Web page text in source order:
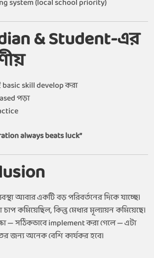
& Student-এর
skill develop করা
পড়া
always beats luck”
আবার একটি বড় পরিবর্তনের দিকে যাচ্ছে।
কমিয়েছিল, কিন্তু মেধার মূল্যায়ন কমিয়েছে।
— সঠিকভাবে implement করা গেলে — এটা
জন্য অনেক বেশি কার্যকর হবে।